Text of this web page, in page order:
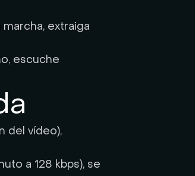
extraiga
escuche
del vídeo),
a 128 kbps), se